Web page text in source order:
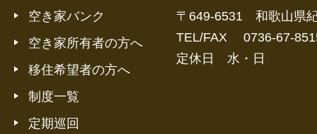
空き家バンク
空き家所有者の方へ
移住希望者の方へ
制度一覧
定期巡回
〒649-6531 和歌山県
TEL/FAX 0736-67-
定休日 水・日